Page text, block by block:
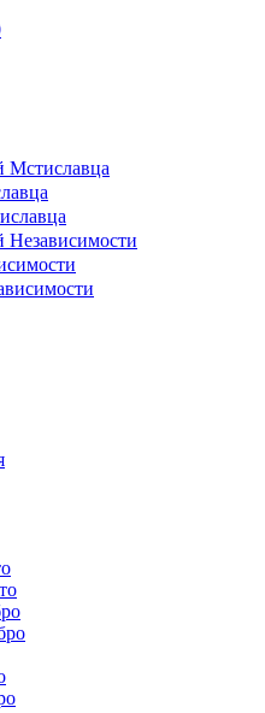
Мстиславца
Независимости